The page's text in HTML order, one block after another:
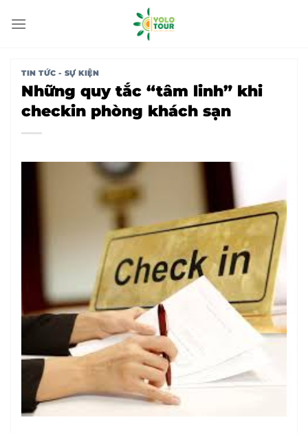
qua
TIN TỨC - SỰ KIỆN
Những quy tắc “tâm linh” khi
checkin phòng khách sạn